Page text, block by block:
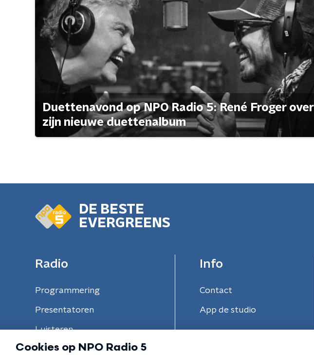
Duettenavond op NPO Radio 5: René Froger over
zijn nieuwe duettenalbum
DE BESTE
EVERGREENS
Radio
Programmering
Presentatoren
Luisteren
Info
Contact
App de studio